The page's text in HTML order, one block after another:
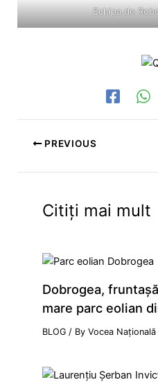
Echipa de
PREVIOUS
Citiți mai mult
Dobrogea,
mare parc eolian
BLOG / ByVocea Națională